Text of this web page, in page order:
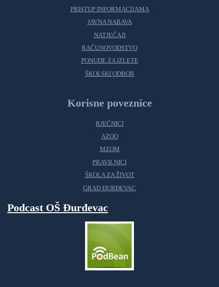
PRISTUP INFORMACIJAMA
JAVNA NABAVA
NATJEČAJI
RAČUNOVODSTVO
PONUDE ZA IZLETE
ŠKOLSKI ODBOR
Korisne poveznice
RJEČNICI
AZOO
MZOM
PRAVILNICI
ŠKOLA ZA ŽIVOT
GRAD ĐURĐEVAC
Podcast OŠ Đurđevac